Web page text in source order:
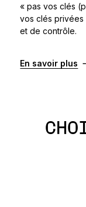
« pas vos clés
vos clés
et de contrôle.
En savoir plus